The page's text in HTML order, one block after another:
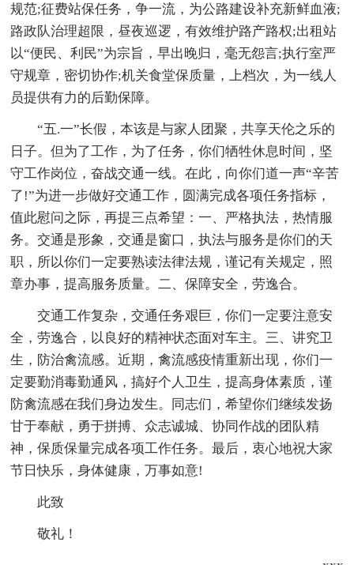
规范;征费站保任务，争一流，为公路建设补充新鲜血液;
路政队治理超限，昼夜巡逻，有效维护路产路权;出租站
以“便民、利民”为宗旨，早出晚归，毫无怨言;执行室严
守规章，密切协作;机关食堂保质量，上档次，为一线人
员提供有力的后勤保障。
“五.一”长假，本该是与家人团聚，共享天伦之乐的
日子。但为了工作，为了任务，你们牺牲休息时间，坚
守工作岗位，奋战交通一线。在此，向你们道一声“辛苦
了!”为进一步做好交通工作，圆满完成各项任务指标，
值此慰问之际，再提三点希望：一、严格执法，热情服
务。交通是形象，交通是窗口，执法与服务是你们的天
职，所以你们一定要熟读法律法规，谨记有关规定，照
章办事，提高服务质量。二、保障安全，劳逸合。
交通工作复杂，交通任务艰巨，你们一定要注意安
全，劳逸合，以良好的精神状态面对车主。三、讲究卫
生，防治禽流感。近期，禽流感疫情重新出现，你们一
定要勤消毒勤通风，搞好个人卫生，提高身体素质，谨
防禽流感在我们身边发生。同志们，希望你们继续发扬
甘于奉献，勇于拼搏、众志诚城、协同作战的团队精
神，保质保量完成各项工作任务。最后，衷心地祝大家
节日快乐，身体健康，万事如意!
此致
敬礼！